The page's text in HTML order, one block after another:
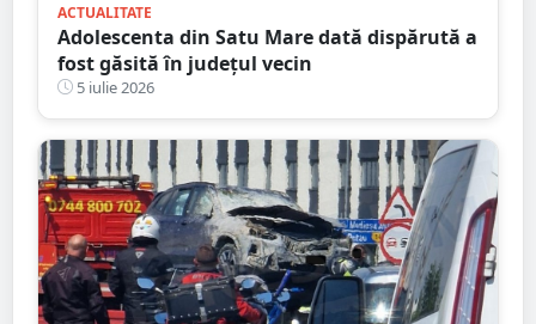
ACTUALITATE
Adolescenta din Satu Mare dată dispărută a
fost găsită în județul vecin
5 iulie 2026